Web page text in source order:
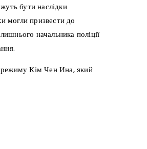
бути наслідки
могли призвести до
начальника поліції
режиму Кім Чен Ина, який